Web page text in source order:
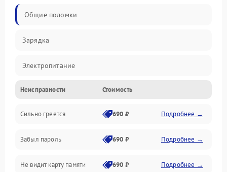
Общие поломки
Зарядка
Электропитание
Экран и изображение
Дисплей
Экран (дисплей)
Связь
Неисправности Стоимость
Сильно греется 690 ₽ Подробнее →
Забыл пароль 690 ₽ Подробнее →
Не видит карту памяти 690 ₽ Подробнее →